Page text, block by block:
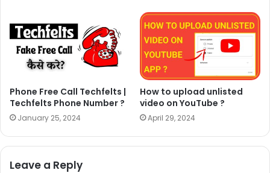
Phone Free Call Techfelts |
Techfelts Phone Number ?
January 25, 2024
How to upload unlisted
video on YouTube ?
April 29, 2024
Leave a Reply